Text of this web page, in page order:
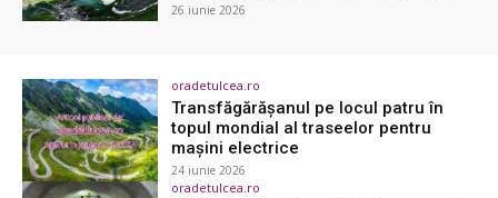
26 iunie 2026
oradetulcea.ro
Transfăgărășanul pe locul patru în
topul mondial al traseelor pentru
mașini electrice
24 iunie 2026
oradetulcea.ro